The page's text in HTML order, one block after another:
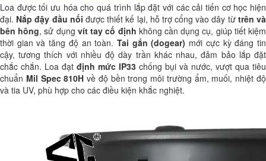
Loa được tối ưu hóa cho quá trình lắp đặt với các cải tiến cơ học hiện
đại. Nắp đậy đầu nối được thiết kế lại, hỗ trợ cổng vào dây từ trên và
bên hông, sử dụng vít tay cố định không cần dụng cụ, giúp tiết kiệm
thời gian và tăng độ an toàn. Tai gắn (dogear) mới cực kỳ đáng tin
cậy, tương thích với nhiều độ dày trần khác nhau, đảm bảo lắp đặt
chắc chắn. Loa đạt định mức IP33 chống bụi và nước, vượt qua tiêu
chuẩn Mil Spec 810H về độ bền trong môi trường ẩm, muối, nhiệt độ
và tia UV, phù hợp cho các điều kiện khắc nghiệt.